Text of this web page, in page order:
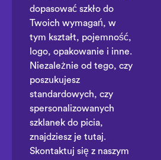
dopasować szkło do
Twoich wymagań, w
tym kształt, pojemność,
logo, opakowanie i inne.
Niezależnie od tego, czy
poszukujesz
standardowych, czy
spersonalizowanych
szklanek do picia,
znajdziesz je tutaj.
Skontaktuj się z naszym